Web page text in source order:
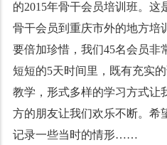
的2015年骨干会员培训班。这
骨干会员到重庆市外的地方培
要倍加珍惜，我们45名会员非
短短的5天时间里，既有充实
教学，形式多样的学习方式让
方的朋友让我们欢乐不断。希
记录一些当时的情形……